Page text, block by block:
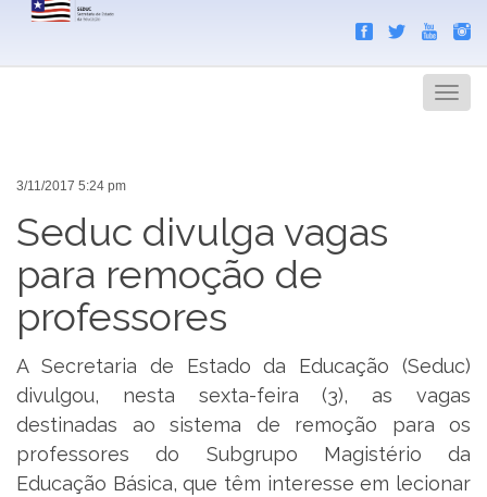
Menu
3/11/2017 5:24 pm
Seduc divulga vagas
para remoção de
professores
A Secretaria de Estado da Educação (Seduc)
divulgou, nesta sexta-feira (3), as vagas
destinadas ao sistema de remoção para os
professores do Subgrupo Magistério da
Educação Básica, que têm interesse em lecionar